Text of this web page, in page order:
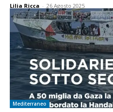
Lilia Ricca - 26 Agosto 2025
Mediterraneo